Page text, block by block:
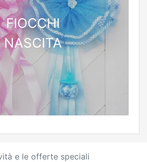
FIOCCHI
NASCITA
e le offerte speciali